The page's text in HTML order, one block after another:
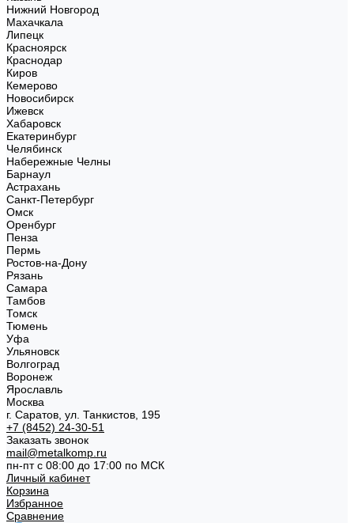
Нижний Новгород
Махачкала
Липецк
Красноярск
Краснодар
Киров
Кемерово
Новосибирск
Ижевск
Хабаровск
Екатеринбург
Челябинск
Набережные Челны
Барнаул
Астрахань
Санкт-Петербург
Омск
Оренбург
Пенза
Пермь
Ростов-на-Дону
Рязань
Самара
Тамбов
Томск
Тюмень
Уфа
Ульяновск
Волгоград
Воронеж
Ярославль
Москва
г. Саратов, ул. Танкистов, 195
+7 (8452) 24-30-51
Заказать звонок
mail@metalkomp.ru
пн-пт с 08:00 до 17:00 по МСК
Личный кабинет
Корзина
Избранное
Сравнение